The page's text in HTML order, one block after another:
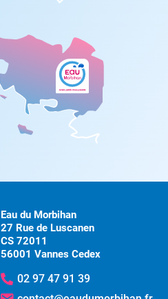
Eau du Morbihan
27 Rue de Luscanen
CS 72011
56001 Vannes Cedex
02 97 47 91 39